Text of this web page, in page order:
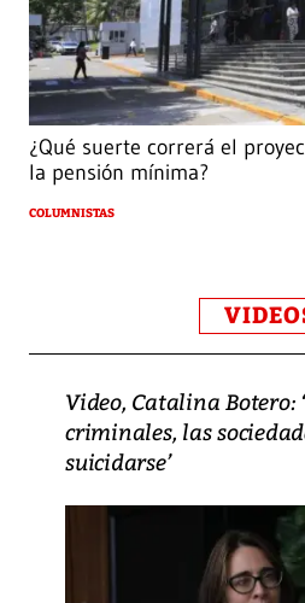
¿Qué suerte correrá el
la pensión mínima?
COLUMNISTAS
Video, Catalina Botero:
criminales, las
suicidarse’